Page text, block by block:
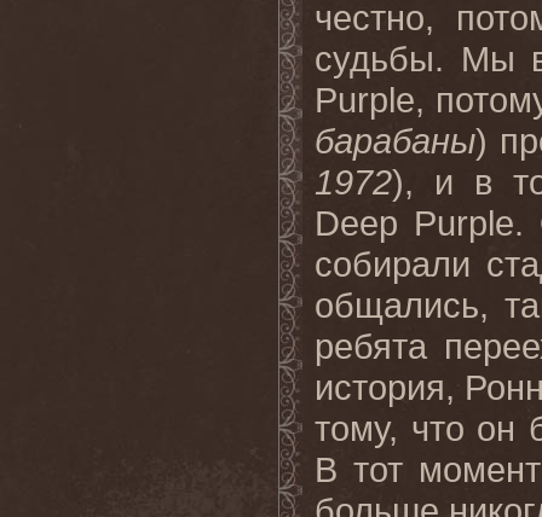
честно,
судьбы. Мы
Purple,
барабаны)
1972), и в
Deep
собирали
общались,
ребята
история,
тому, что он
В тот